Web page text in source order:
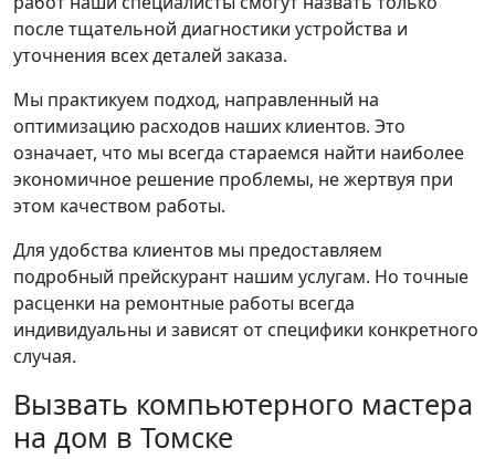
после тщательной диагностики устройства и
уточнения всех деталей заказа.
Мы практикуем подход, направленный на
оптимизацию расходов наших клиентов. Это
означает, что мы всегда стараемся найти наиболее
экономичное решение проблемы, не жертвуя при
этом качеством работы.
Для удобства клиентов мы предоставляем
подробный прейскурант нашим услугам. Но точные
расценки на ремонтные работы всегда
индивидуальны и зависят от специфики конкретного
случая.
Вызвать компьютерного мастера
на дом в Томске